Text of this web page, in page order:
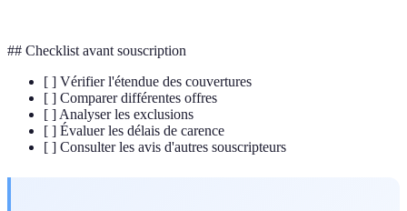
## Checklist avant souscription
[ ] Vérifier l'étendue des couvertures
[ ] Comparer différentes offres
[ ] Analyser les exclusions
[ ] Évaluer les délais de carence
[ ] Consulter les avis d'autres souscripteurs